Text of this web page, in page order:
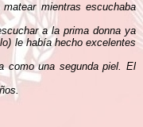
mientras escuchaba
a la prima donna ya
le había hecho excelentes
como una segunda piel. El